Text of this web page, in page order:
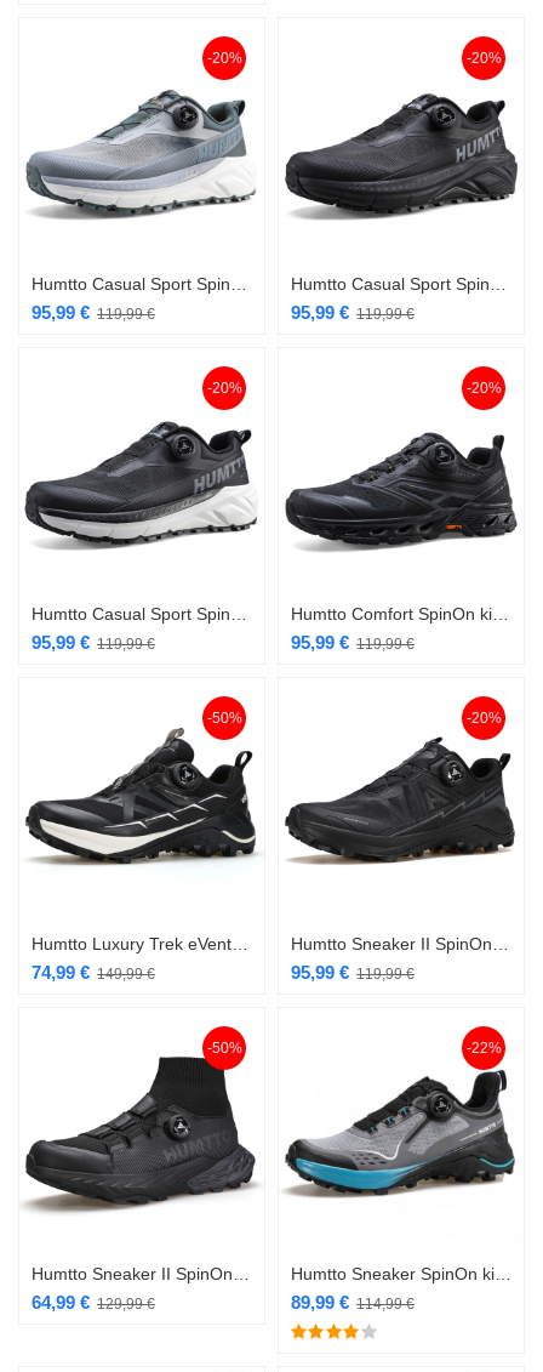
-20%
119,99€
95,99 €
-20%
119,99€
95,99 €
-20%
119,99€
95,99 €
-20%
119,99€
95,99 €
-50%
149,99€
74,99 €
-20%
119,99€
95,99 €
-50%
129,99€
64,99 €
-22%
114,99€
89,99 €